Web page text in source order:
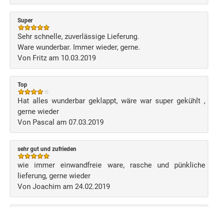
Super
Sehr schnelle, zuverlässige Lieferung.
Ware wunderbar. Immer wieder, gerne.
Von Fritz am 10.03.2019
Top
Hat alles wunderbar geklappt, wäre war super gekühlt ,
gerne wieder
Von Pascal am 07.03.2019
sehr gut und zufrieden
wie immer einwandfreie ware, rasche und pünkliche
lieferung, gerne wieder
Von Joachim am 24.02.2019